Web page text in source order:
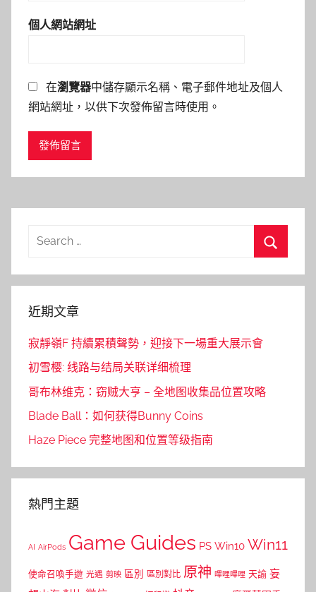
個人網站網址
在瀏覽器中儲存顯示名稱、電子郵件地址及個人
網站網址，以供下次發佈留言時使用。
Search
近期文章
寂靜嶺F 持續累積聲勢，迎接下一場重大展示會
初雪樱: 线路与结局关联详细梳理
哥布林维克：窃贼大亨 – 全地图收集品位置攻略
Blade Ball：如何获得Bunny Coins
Haze Piece 完整地图和位置等级指南
熱門主題
AI AirPods Game Guides PS Win10 Win11
使命召喚手遊 光遇 剪映 區別 區別對比 原神 嗶哩嗶哩 天諭 妄